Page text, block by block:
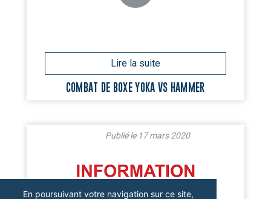
COMBAT DE BOXE YOKA VS HAMMER
17 mars 2020
En poursuivant votre navigation sur ce site,